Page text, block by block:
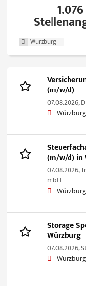
Würzburg
(m/w/d)
07.08.2026,
Würzburg
(m/w/d) in
07.08.2026,
mbH
Würzburg
Storage
Würzburg
07.08.2026,
Würzburg